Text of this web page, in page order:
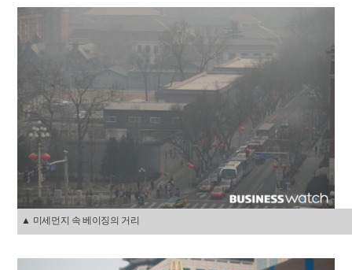
▲ 미세먼지 속 베이징의 거리